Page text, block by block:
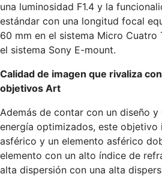
una luminosidad F1.4 y la
estándar con una longitud focal
60 mm en el sistema Micro Cuatro
el sistema Sony E-mount.
Calidad de imagen que rivaliza
objetivos Art
Además de contar con un diseño
energía optimizados, este objetivo
asférico y un elemento asférico
elemento con un alto índice de
alta dispersión con una alta